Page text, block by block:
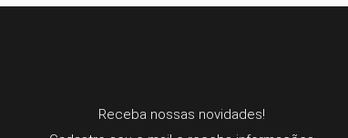
Receba nossas novidades!